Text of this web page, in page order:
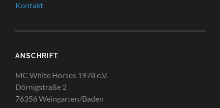
Kontakt
ANSCHRIFT
MC White Horses 1978 e.V.
Dörnigstraße 2
76356 Weingarten/Baden